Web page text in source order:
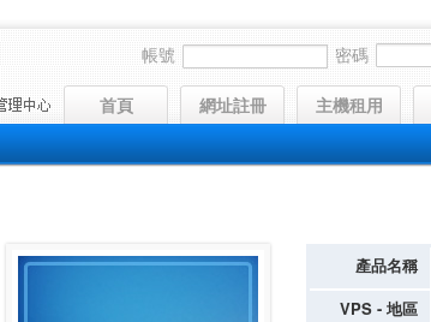
帳號 密碼
首頁 網址註冊 主機租用
產品名稱
VPS - 地區